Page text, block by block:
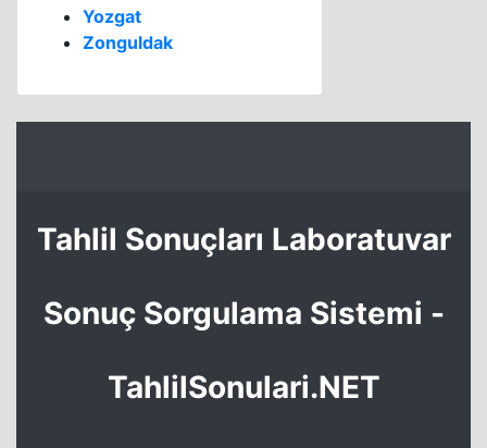
Yozgat
Zonguldak
Tahlil Sonuçları Laboratuvar
Sonuç Sorgulama Sistemi -
TahlilSonulari.NET